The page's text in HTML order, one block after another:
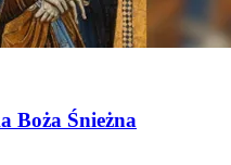
Boża Śnieżna